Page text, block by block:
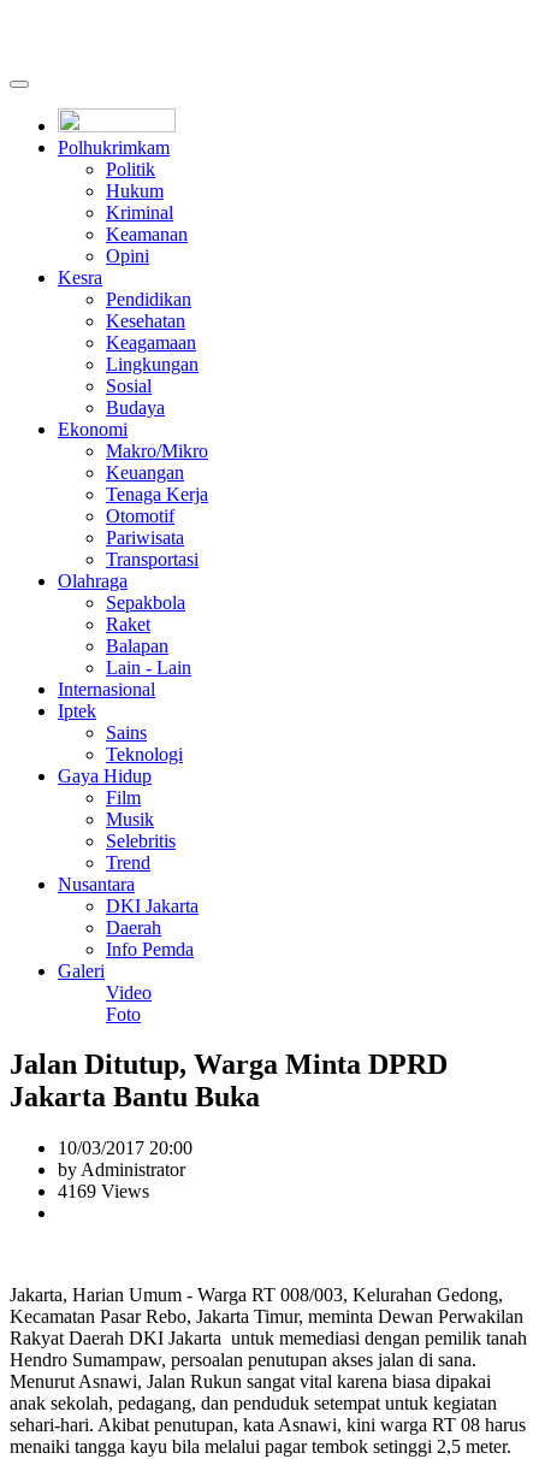
Polhukrimkam
Politik
Hukum
Kriminal
Keamanan
Opini
Kesra
Pendidikan
Kesehatan
Keagamaan
Lingkungan
Sosial
Budaya
Ekonomi
Makro/Mikro
Keuangan
Tenaga Kerja
Otomotif
Pariwisata
Transportasi
Olahraga
Sepakbola
Raket
Balapan
Lain - Lain
Internasional
Iptek
Sains
Teknologi
Gaya Hidup
Film
Musik
Selebritis
Trend
Nusantara
DKI Jakarta
Daerah
Info Pemda
Galeri
Video
Foto
Jalan Ditutup, Warga Minta DPRD
Jakarta Bantu Buka
10/03/2017 20:00
by Administrator
4169 Views
Jakarta, Harian Umum - Warga RT 008/003, Kelurahan Gedong,
Kecamatan Pasar Rebo, Jakarta Timur, meminta Dewan Perwakilan
Rakyat Daerah DKI Jakarta untuk memediasi dengan pemilik tanah
Hendro Sumampaw, persoalan penutupan akses jalan di sana.
Menurut Asnawi, Jalan Rukun sangat vital karena biasa dipakai
anak sekolah, pedagang, dan penduduk setempat untuk kegiatan
sehari-hari. Akibat penutupan, kata Asnawi, kini warga RT 08 harus
menaiki tangga kayu bila melalui pagar tembok setinggi 2,5 meter.